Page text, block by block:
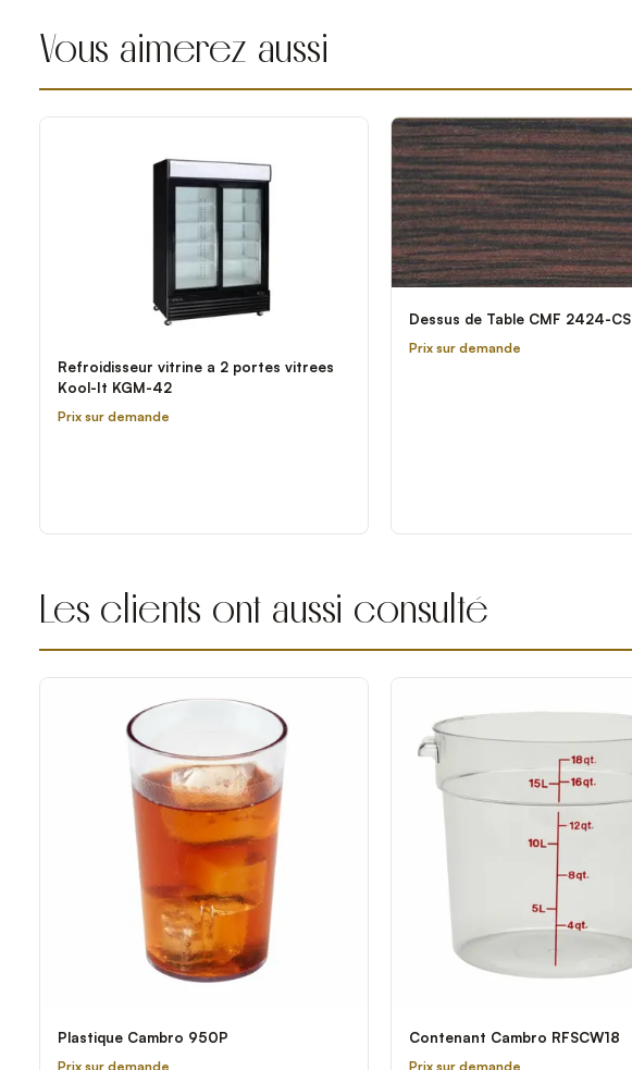
Vous aimerez aussi
Refroidisseur vitrine a 2 portes vitrees
Kool-It KGM-42
Prix sur demande
Dessus de Table CMF 2424-CS
Prix sur demande
Les clients ont aussi consulté
Plastique Cambro 950P
Prix sur demande
Contenant Cambro RFSCW18
Prix sur demande